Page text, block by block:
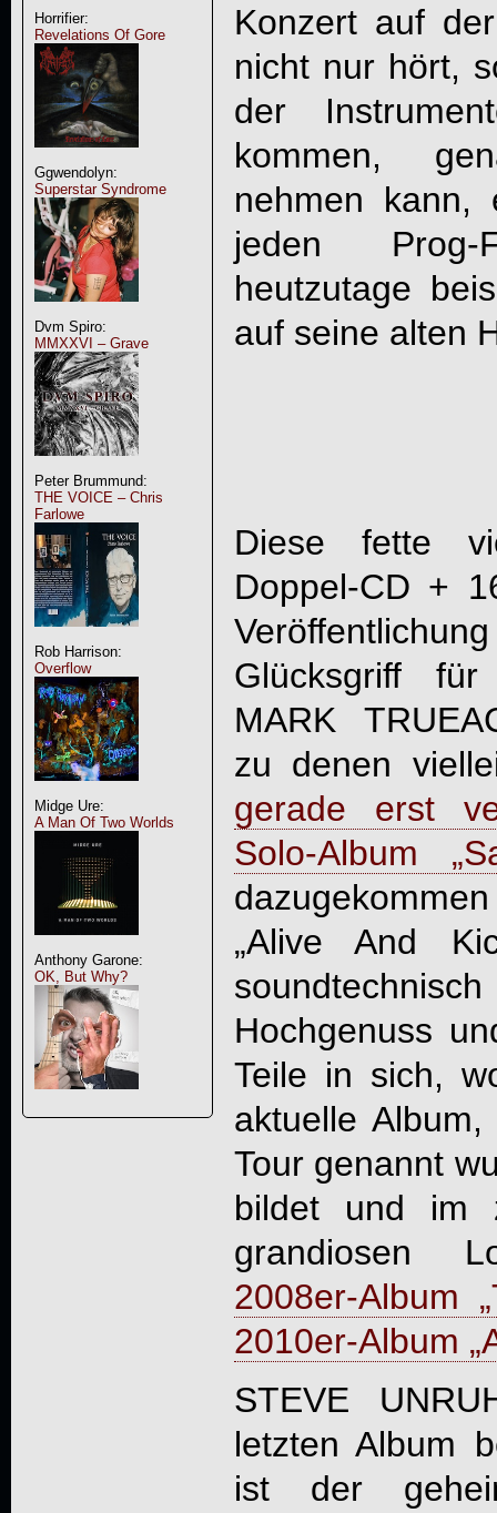
Horrifier:
Revelations Of Gore
Ggwendolyn:
Superstar Syndrome
Dvm Spiro:
MMXXVI – Grave
Peter Brummund:
THE VOICE – Chris
Farlowe
Rob Harrison:
Overflow
Midge Ure:
A Man Of Two Worlds
Anthony Garone:
OK, But Why?
Konzert auf
nicht nur hört,
der
kommen,
nehmen kann,
jeden
heutzutage
auf seine alten
Diese fette
Doppel-CD +
Glücksgriff
MARK
zu denen
gerade erst
Solo-Album
„Alive And
Hochgenuss
Teile in sich,
aktuelle
Tour genannt
bildet und im
grandiosen
2008er-Album
2010er-Album
STEVE
letzten Album
ist der